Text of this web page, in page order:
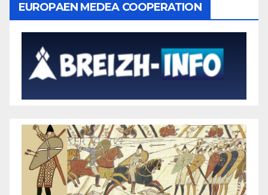
EUROPAEN MEDEA COOPERATION